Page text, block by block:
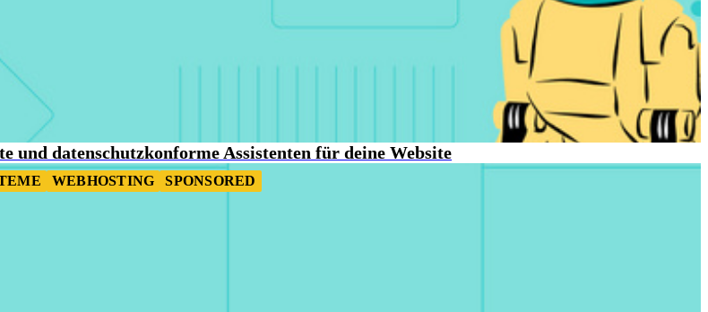
datenschutzkonforme Assistenten für deine Website
WEBHOSTING SPONSORED